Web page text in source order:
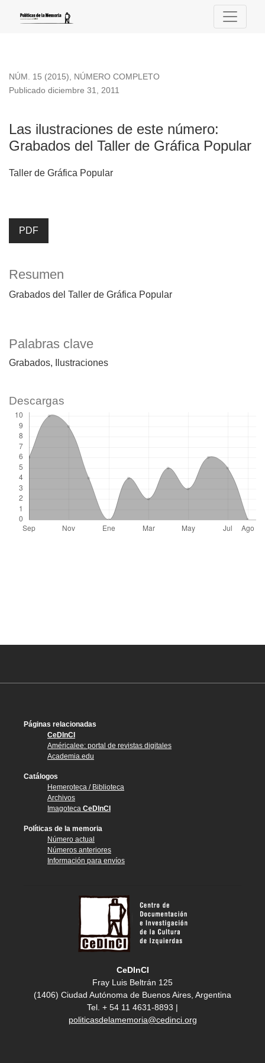
NÚM. 15 (2015), NÚMERO COMPLETO
Las ilustraciones de este número:
Grabados del Taller de Gráfica Popular
Publicado diciembre 31, 2011
Taller de Gráfica Popular
PDF
Palabras clave
Grabados Ilustraciones
Resumen
Grabados del Taller de Gráfica Popular
Descargas
Páginas relacionadas
CeDInCI
Américalee: portal de revistas digitales
Academia.edu
Catálogos
Hemeroteca / Biblioteca
Archivos
Imagoteca CeDInCI
Políticas de la memoria
Número actual
Números anteriores
Información para envíos
CeDInCI
Fray Luis Beltrán 125
(1406) Ciudad Autónoma de Buenos Aires, Argentina
Tel. + 54 11 4631-8893 |
politicasdelamemoria@cedinci.org